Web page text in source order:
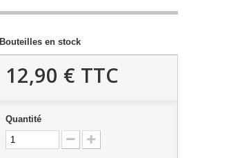
Bouteilles en stock
12,90 € TTC
Quantité